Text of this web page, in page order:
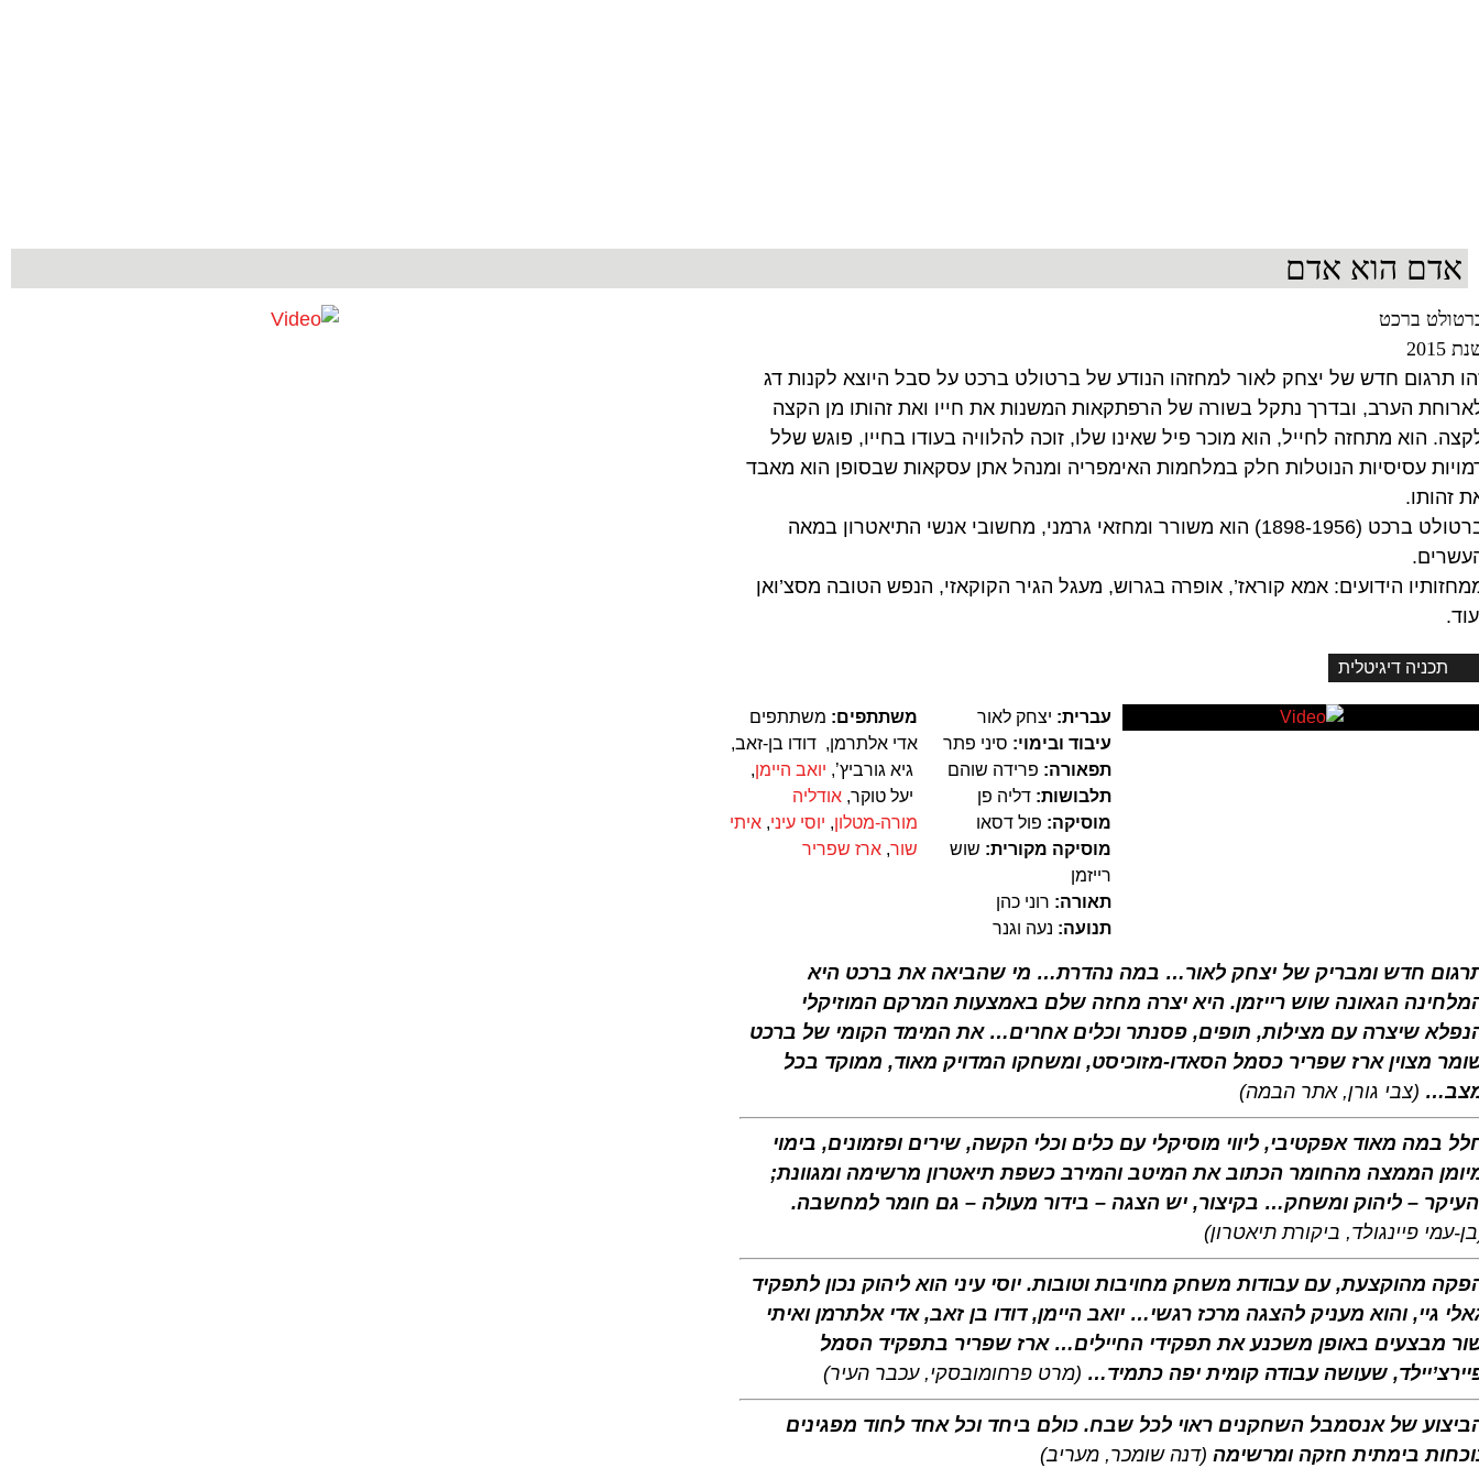
אדם הוא אדם
ברכט
2015
תרגום חדש של יצחק לאור למחזהו הנודע של ברטולט ברכט על סבל היוצא לקנות דג
הערב, ובדרך נתקל בשורה של הרפתקאות המשנות את חייו ואת זהותו מן הקצה
הוא מתחזה לחייל, הוא מוכר פיל שאינו שלו, זוכה להלוויה בעודו בחייו, פוגש שלל
עסיסיות הנוטלות חלק במלחמות האימפריה ומנהל אתן עסקאות שבסופן הוא מאבד
זהותו.
ברטולט ברכט (1898-1956) הוא משורר ומחזאי גרמני, מחשובי אנשי התיאטרון במאה
הידועים: אמא קוראז’, אופרה בגרוש, מעגל הגיר הקוקאזי, הנפש הטובה מסצ’ואן
תכניה דיגיטלית
משתתפים: משתתפים
אדי אלתרמן, דודו בן-זאב,
גיא גורביץ’, יואב היימן,
יעל טוקר,אודליה
מורה-מטלון, יוסי עיני,איתי
שור,ארז שפריר
עברית: יצחק לאור
עיבוד ובימוי: סיני פתר
תפאורה: פרידה שוהם
תלבושות: דליה פן
מוסיקה: פול דסאו
מוסיקה מקורית: שוש
רייזמן
תאורה: רוני כהן
תנועה: נעה וגנר
חדש ומבריק של יצחק לאור… במה נהדרת… מי שהביאה את ברכט היא
הגאונה שוש רייזמן. היא יצרה מחזה שלם באמצעות המרקם המוזיקלי
שיצרה עם מצילות, תופים, פסנתר וכלים אחרים… את המימד הקומי של ברכט
מצוין ארז שפריר כסמל הסאדו-מזוכיסט, ומשחקו המדויק מאוד, ממוקד בכל
(צבי גורן, אתר הבמה)
במה מאוד אפקטיבי, ליווי מוסיקלי עם כלים וכלי הקשה, שירים ופזמונים, בימוי
הממצה מהחומר הכתוב את המיטב והמירב כשפת תיאטרון מרשימה ומגוונת;
– ליהוק ומשחק… בקיצור, יש הצגה – בידור מעולה – גם חומר למחשבה.
עמי פיינגולד, ביקורת תיאטרון)
מהוקצעת, עם עבודות משחק מחויבות וטובות. יוסי עיני הוא ליהוק נכון לתפקיד
גיי, והוא מעניק להצגה מרכז רגשי… יואב היימן, דודו בן זאב, אדי אלתרמן ואיתי
מבצעים באופן משכנע את תפקידי החיילים… ארז שפריר בתפקיד הסמל
שעושה עבודה קומית יפה כתמיד… (מרט פרחומובסקי, עכבר העיר)
של אנסמבל השחקנים ראוי לכל שבח. כולם ביחד וכל אחד לחוד מפגינים
בימתית חזקה ומרשימה (דנה שומכר, מעריב)